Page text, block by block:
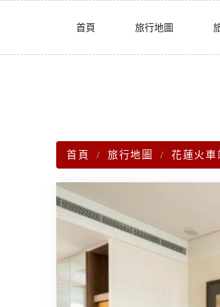
首頁 旅行地圖
首頁 旅行地圖 花蓮火車